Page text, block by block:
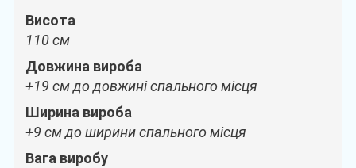
Висота
110 см
Довжина вироба
+19 см до довжині спального місця
Ширина вироба
+9 см до ширини спального місця
Вага виробу